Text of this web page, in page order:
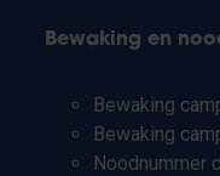
Bewaking en
Bewaking
Bewaking
Noodnummer